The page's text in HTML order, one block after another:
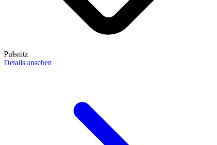
Pulsnitz
Details ansehen